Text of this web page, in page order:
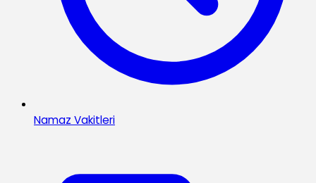
Namaz Vakitleri